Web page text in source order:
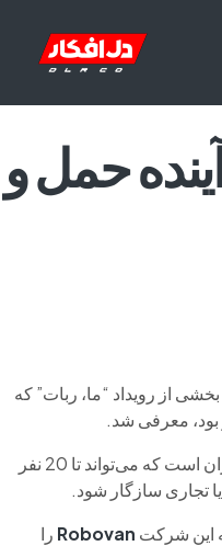
حمل و
از رویداد “ما، ربات” که
معرفی شد.
Robovan یک وسیله نقلیه کاملاً خودران است که می‌تواند تا 20 نفر
تجاری سازگار شود.
این شرکت Robovan را